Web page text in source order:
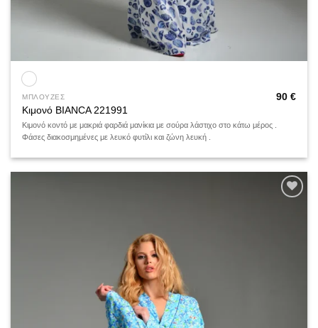
ΜΠΛΟΥΖΕΣ
Κιμονό BIANCA 221991
90 €
Κιμονό κοντό με μακριά φαρδιά μανίκια με σούρα λάστιχο στο κάτω μέρος .
Φάσες διακοσμημένες με λευκό φυτίλι και ζώνη λευκή .